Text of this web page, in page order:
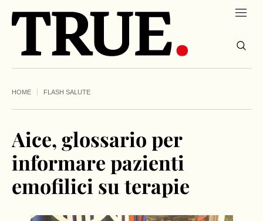
HOME FLASH SALUTE
Aice, glossario per
informare pazienti
emofilici su terapie